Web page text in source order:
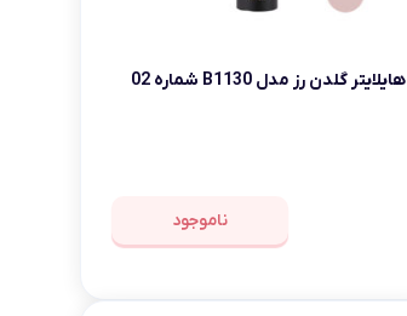
هایلایتر گلدن رز مدل B1130 شماره 02
ناموجود